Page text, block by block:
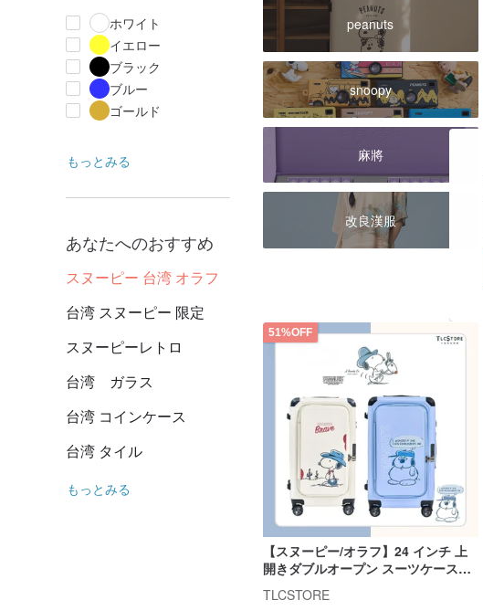
ホワイト
イエロー
ブラック
ブルー
ゴールド
もっとみる
あなたへのおすすめ
スヌーピー 台湾 オラフ
台湾 スヌーピー 限定
スヌーピーレトロ
台湾 ガラス
台湾 コインケース
台湾 タイル
もっとみる
peanuts
snoopy
麻將
改良漢服
51%OFF
【スヌーピー/オラフ】24 インチ 上
開きダブルオープン スーツケース～
収納バッグ 4 点付き
TLCSTORE